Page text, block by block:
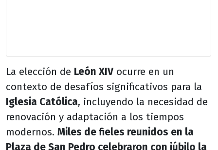
La elección de León XIV ocurre en un
contexto de desafíos significativos para la
Iglesia Católica, incluyendo la necesidad de
renovación y adaptación a los tiempos
modernos. Miles de fieles reunidos en la
Plaza de San Pedro celebraron con júbilo la